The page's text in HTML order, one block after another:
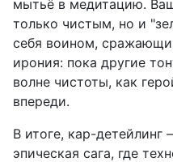
мытьё в медитацию.
только чистым, но и
себя воином,
ирония: пока другие
волне чистоты, как
впереди.
В итоге, кар-
эпическая сага, где